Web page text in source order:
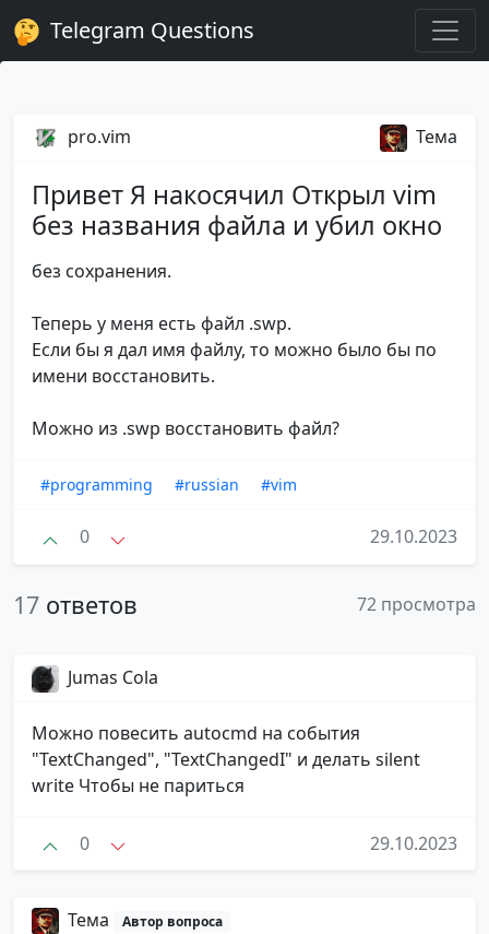
Telegram Questions
pro.vim Тема
Привет Я накосячил Открыл vim
без названия файла и убил окно
без сохранения.
Теперь у меня есть файл .swp.
Если бы я дал имя файлу, то можно было бы по
имени восстановить.
Можно из .swp восстановить файл?
#programming #russian #vim
0 29.10.2023
17 ответов 72 просмотра
Jumas Cola
Можно повесить autocmd на события
"TextChanged", "TextChangedI" и делать silent
write Чтобы не париться
0 29.10.2023
Тема Автор вопроса